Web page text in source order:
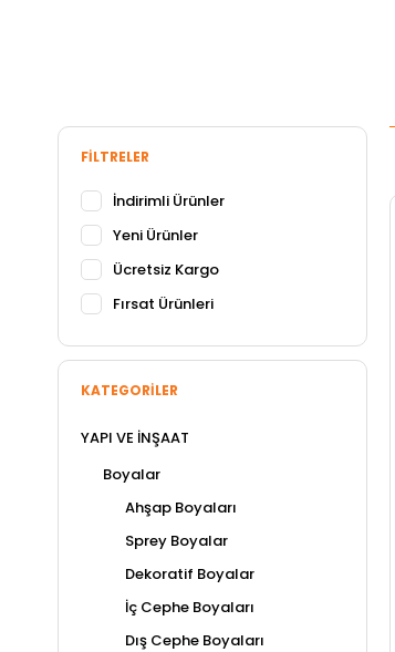
FILTRELER
İndirimli Ürünler
Yeni Ürünler
Ücretsiz Kargo
Fırsat Ürünleri
KATEGORILER
YAPI VE İNŞAAT
Boyalar
Ahşap Boyaları
Sprey Boyalar
Dekoratif Boyalar
İç Cephe Boyaları
Dış Cephe Boyaları